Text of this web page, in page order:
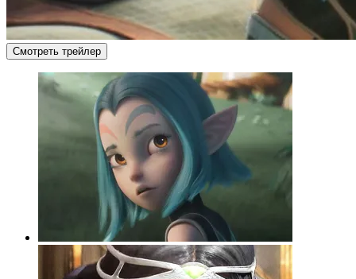
Смотреть трейлер